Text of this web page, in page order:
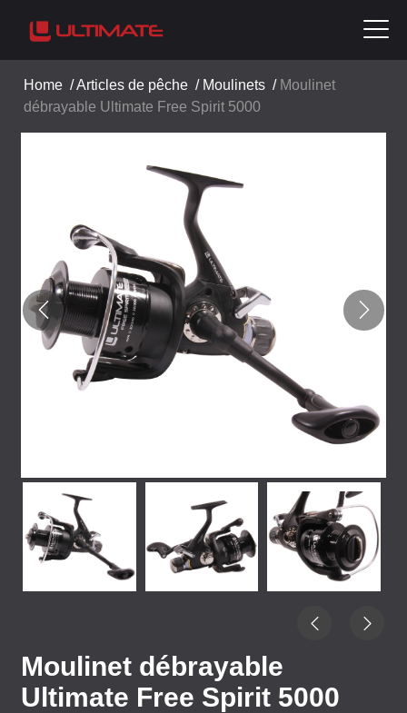
Home /Articles de pêche / Moulinets / Moulinet
débrayable Ultimate Free Spirit 5000
Moulinet débrayable
Ultimate Free Spirit 5000